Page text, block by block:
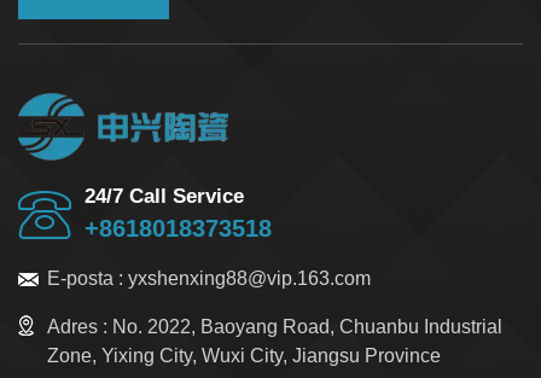
24/7 Call Service
+8618018373518
E-posta : yxshenxing88@vip.163.com
Adres : No. 2022, Baoyang Road, Chuanbu Industrial
Zone, Yixing City, Wuxi City, Jiangsu Province